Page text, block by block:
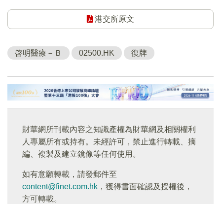
港交所原文
啓明醫療－Ｂ 02500.HK 復牌
財華網所刊載內容之知識產權為財華網及相關權利
人專屬所有或持有。未經許可，禁止進行轉載、摘
編、複製及建立鏡像等任何使用。
如有意願轉載，請發郵件至
content@finet.com.hk ，獲得書面確認及授權後，
方可轉載。